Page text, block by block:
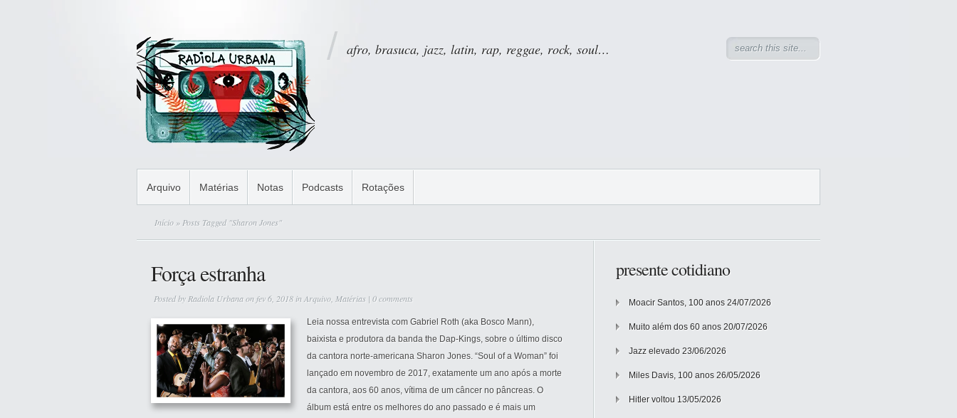
afro, brasuca, jazz, latin, rap, reggae, rock, soul…
Arquivo Matérias Notas Podcasts Rotações
Início » Posts Tagged "Sharon Jones"
Força estranha
Posted by Radiola Urbanaon fev 6, 2018 inArquivo Matérias | 0 comments
Leia nossa entrevista com Gabriel Roth (aka Bosco Mann),
baixista e produtora da banda the Dap-Kings, sobre o último disco
da cantora norte-americana Sharon Jones. “Soul of a Woman” foi
lançado em novembro de 2017, exatamente um ano após a morte
da cantora, aos 60 anos, vítima de um câncer no pâncreas. O
álbum está entre os melhores do ano passado e é mais um
presente cotidiano
Moacir Santos, 100 anos 24/07/2026
Muito além dos 60 anos 20/07/2026
Jazz elevado 23/06/2026
Miles Davis, 100 anos 26/05/2026
Hitler voltou 13/05/2026